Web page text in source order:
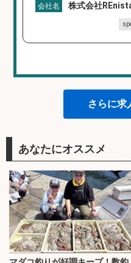
会社名 株式会社
さらに求
あなたにオススメ